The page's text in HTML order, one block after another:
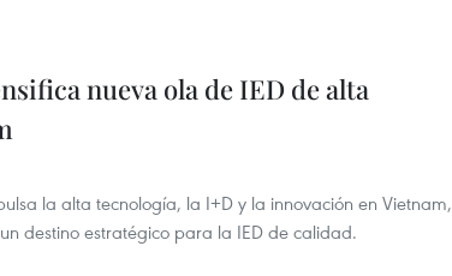
nueva ola de IED de alta
la alta tecnología, la I+D y la innovación en Vietnam,
destino estratégico para la IED de calidad.